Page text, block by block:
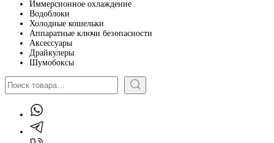
Иммерсионное охлаждение
Водоблоки
Холодные кошельки
Аппаратные ключи безопасности
Аксессуары
Драйкулеры
Шумобоксы
Поиск